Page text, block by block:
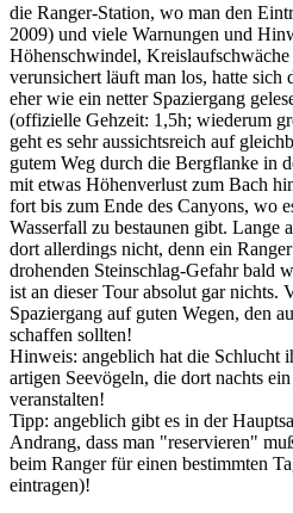
die Ranger-Station, wo man den
2009) und viele Warnungen und
Höhenschwindel,
verunsichert läuft man los, hatte
eher wie ein netter Spaziergang
(offizielle Gehzeit: 1,5h; wiederum
geht es sehr aussichtsreich auf
gutem Weg durch die Bergflanke in
mit etwas Höhenverlust zum Bach
fort bis zum Ende des Canyons, wo
Wasserfall zu bestaunen gibt. Lange
dort allerdings nicht, denn ein
drohenden Steinschlag-Gefahr bald
ist an dieser Tour absolut gar nichts.
Spaziergang auf guten Wegen, den
schaffen sollten!
Hinweis: angeblich hat die Schlucht
artigen Seevögeln, die dort nachts
veranstalten!
Tipp: angeblich gibt es in der
Andrang, dass man "reservieren"
beim Ranger für einen bestimmten
eintragen)!